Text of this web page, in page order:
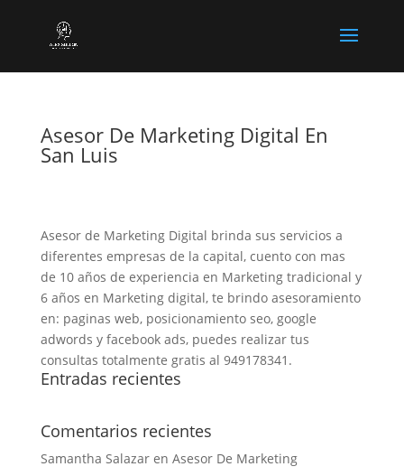
Asesor De Marketing Digital En
San Luis
Asesor de Marketing Digital brinda sus servicios a
diferentes empresas de la capital, cuento con mas
de 10 años de experiencia en Marketing tradicional y
6 años en Marketing digital, te brindo asesoramiento
en: paginas web, posicionamiento seo, google
adwords y facebook ads, puedes realizar tus
consultas totalmente gratis al 949178341.
Entradas recientes
Comentarios recientes
Samantha Salazaren Asesor De Marketing